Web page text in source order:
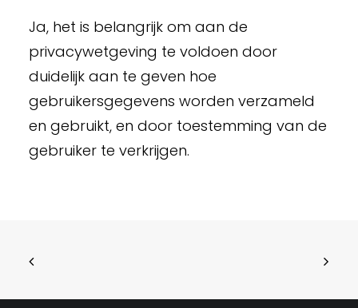
Ja, het is belangrijk om aan de
privacywetgeving te voldoen door
duidelijk aan te geven hoe
gebruikersgegevens worden verzameld
en gebruikt, en door toestemming van de
gebruiker te verkrijgen.